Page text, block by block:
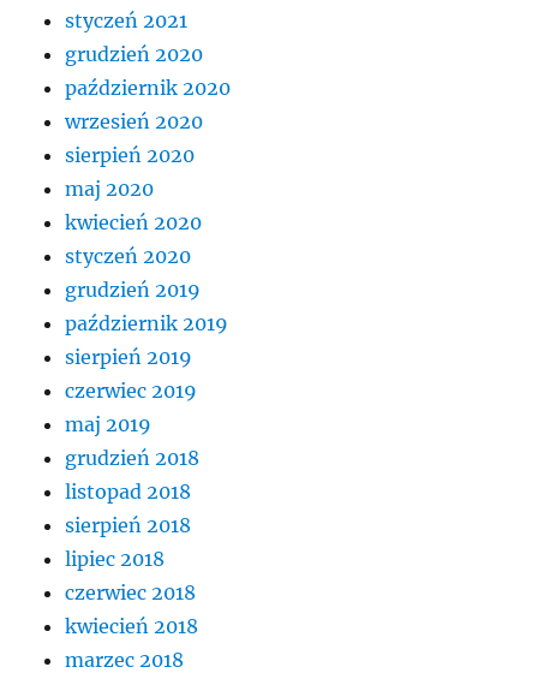
styczeń 2021
grudzień 2020
październik 2020
wrzesień 2020
sierpień 2020
maj 2020
kwiecień 2020
styczeń 2020
grudzień 2019
październik 2019
sierpień 2019
czerwiec 2019
maj 2019
grudzień 2018
listopad 2018
sierpień 2018
lipiec 2018
czerwiec 2018
kwiecień 2018
marzec 2018